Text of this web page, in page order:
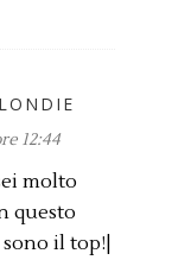
12:44
molto
questo
il top!|